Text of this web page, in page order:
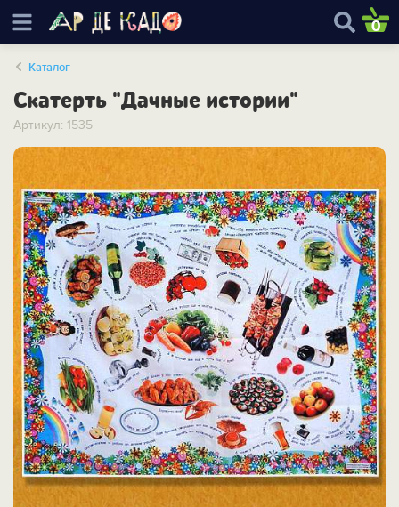
0
Каталог
Скатерть "Дачные истории"
Артикул: 1535